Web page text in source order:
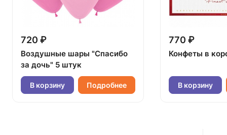
720 ₽
Воздушные шары "Спасибо
за дочь" 5 штук
В корзину Подробнее
770 ₽
Конфеты в
В корзину